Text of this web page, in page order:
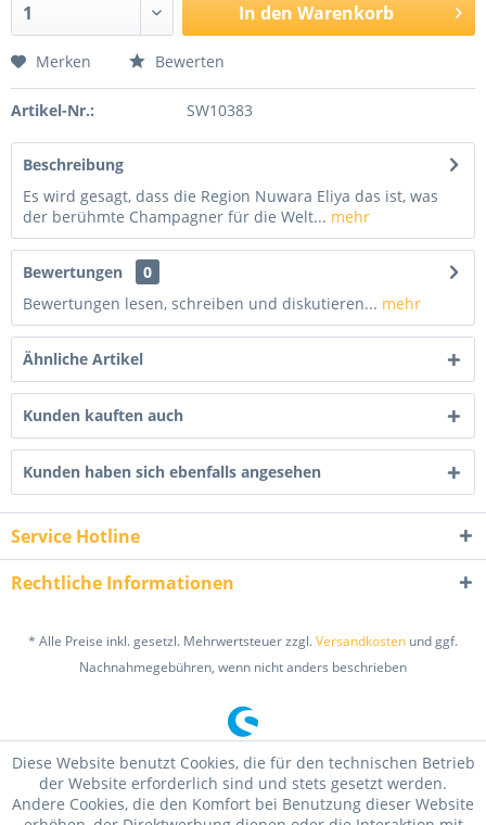
In den Warenkorb
Merken Bewerten
Artikel-Nr.: SW10383
Beschreibung
Es wird gesagt, dass die Region Nuwara Eliya das ist, was
der berühmte Champagner für die Welt... mehr
Bewertungen
0
Bewertungen lesen, schreiben und diskutieren... mehr
Ähnliche Artikel
Kunden kauften auch
Kunden haben sich ebenfalls angesehen
Service Hotline
Rechtliche Informationen
* Alle Preise inkl. gesetzl. Mehrwertsteuer zzgl.Versandkosten und ggf.
Nachnahmegebühren, wenn nicht anders beschrieben
Diese Website benutzt Cookies, die für den technischen Betrieb
der Website erforderlich sind und stets gesetzt werden.
Andere Cookies, die den Komfort bei Benutzung dieser Website